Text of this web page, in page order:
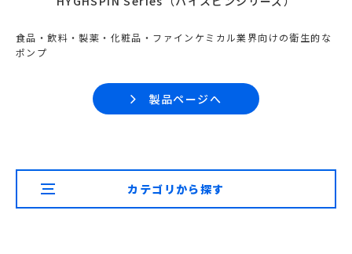
食品・飲料・製薬・化粧品・ファインケミカル業界向けの衛生的な
ポンプ
製品ページへ
カテゴリから探す